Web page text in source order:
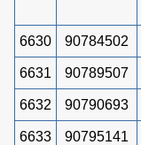
6630 90784502
6631 90789507
6632 90790693
6633 90795141